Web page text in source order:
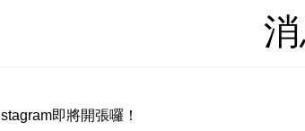
即將開張囉！